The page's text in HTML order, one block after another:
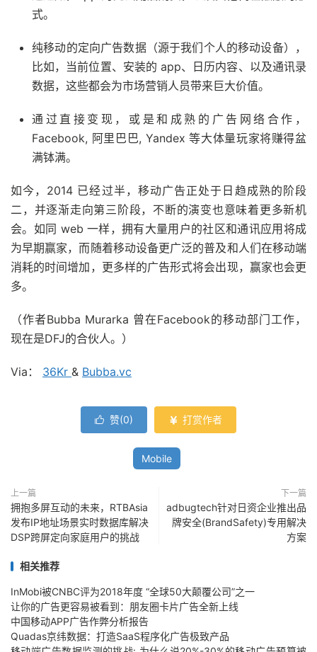
式。
纯移动的定向广告数据（源于我们个人的移动设备），
比如，当前位置、安装的 app、日历内容、以及通讯录
数据，这些都会为市场营销人员带来巨大价值。
通过直接变现，或是和成熟的广告网络合作，
Facebook, 阿里巴巴, Yandex 等大体量玩家将赚得盆
满钵满。
如今，2014 已经过半，移动广告正处于日趋成熟的阶段
二，并逐渐走向第三阶段，不断的演变也意味着更多新机
会。如同 web 一样，拥有大量用户的社区和通讯应用将成
为早期赢家，而随着移动设备更广泛的普及和人们在移动端
消耗的时间增加，更多样的广告形式将会出现，赢家也会更
多。
（作者Bubba Murarka 曾在Facebook的移动部门工作，
现在是DFJ的合伙人。）
Via： 36Kr & Bubba.vc
 赞(0)  打赏作者
Mobile
上一篇
拥抱多屏互动的未来，RTBAsia
发布IP地址场景实时数据库解决
DSP跨屏定向家庭用户的挑战
下一篇
adbugtech针对日资企业推出品
牌安全(BrandSafety)专用解决
方案
相关推荐
InMobi被CNBC评为2018年度 “全球50大颠覆公司”之一
让你的广告更容易被看到：朋友圈卡片广告全新上线
中国移动APP广告作弊分析报告
Quadas京纬数据：打造SaaS程序化广告极致产品